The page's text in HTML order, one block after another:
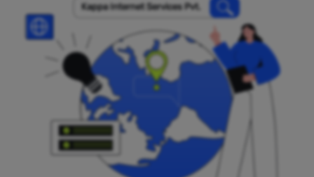
Kappa Internet Services Pvt.